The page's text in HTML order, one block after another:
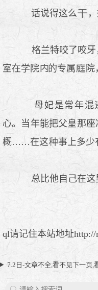
话说得这么
格兰特咬了咬牙
室在学院
的专属 院
母妃是常年混
心。当年能把父皇那
概……在这
事上多少
总比他自己在这
ql请记住本站地址http://
7.2日-文章不全,看不见下一页,